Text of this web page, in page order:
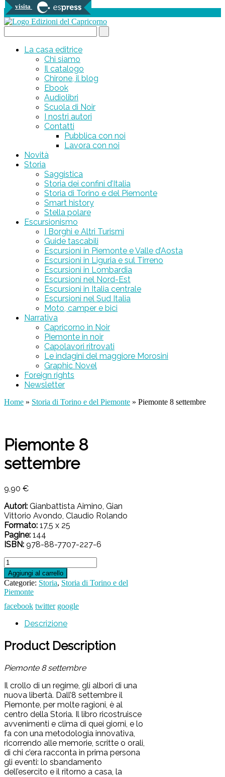
visita
0 prodotti
La casa editrice
Chi siamo
Il catalogo
Chirone, il blog
Ebook
Audiolibri
Scuola di Noir
I nostri autori
Contatti
Pubblica con noi
Lavora con noi
Novità
Storia
Saggistica
Storia dei confini d’Italia
Storia di Torino e del Piemonte
Smart history
Stella polare
Escursionismo
I Borghi e Altri Turismi
Guide tascabili
Escursioni in Piemonte e Valle d’Aosta
Escursioni in Liguria e sul Tirreno
Escursioni in Lombardia
Escursioni nel Nord-Est
Escursioni in Italia centrale
Escursioni nel Sud Italia
Moto, camper e bici
Narrativa
Capricorno in Noir
Piemonte in noir
Capolavori ritrovati
Le indagini del maggiore Morosini
Graphic Novel
Foreign rights
Newsletter
Home » Storia di Torino e del Piemonte » Piemonte 8 settembre
Piemonte 8
settembre
9,90 €
Autori: Gianbattista Aimino, Gian
Vittorio Avondo, Claudio Rolando
Formato: 17,5 x 25
Pagine: 144
ISBN: 978-88-7707-227-6
Piemonte
8
settembre
quantità
Aggiungi al carrello
Categorie: Storia, Storia di Torino e del
Piemonte
facebook twitter google
Descrizione
Product Description
Piemonte 8 settembre
Il crollo di un regime, gli albori di una
nuova libertà. Dall’8 settembre il
Piemonte, per molte ragioni, è al
centro della Storia. Il libro ricostruisce
avvenimenti e clima di quei giorni, e lo
fa con una metodologia innovativa,
ricorrendo alle memorie, scritte o orali,
di chi c’era racconta in prima persona
gli eventi: lo sbandamento
dell’esercito e il ritorno a casa, la